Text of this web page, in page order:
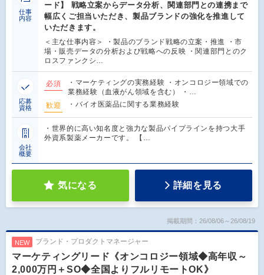
仕事
内容
ード】 戦略立案からデータ分析、関連部門との連携まで
幅広くご担当いただき、製品ブランドの強化を推進して
いただきます。
＜主な仕事内容＞ ・製品のブランド戦略の立案・推進 ・市
場・販売データの分析および戦略への反映 ・関連部門とのク
ロスファンクシ…
応募
資格
必須
・マーケティングの実務経験 ・オンコロジー領域での
業務経験（血液がん領域を含む） ・…
歓迎
・バイオ医薬品に関する業務経験
会社
概要
・世界的に高い知名度と強力な製品パイプラインを持つ大手
外資系製薬メーカーです。 【…
気になる 詳細を見る
掲載期間：26/08/06～26/08/19
NEW ブランド・プロダクトマネージャー
マーケティングリード《オンコロジー領域◆高年収～
2,000万円＋SO◆全国よりフルリモートOK》